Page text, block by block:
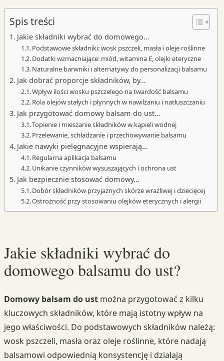
Spis treści
Jakie składniki wybrać do domowego…
Podstawowe składniki: wosk pszczeli, masła i oleje roślinne
Dodatki wzmacniające: miód, witamina E, olejki eteryczne
Naturalne barwniki i alternatywy do personalizacji balsamu
Jak dobrać proporcje składników, by…
Wpływ ilości wosku pszczelego na twardość balsamu
Rola olejów stałych i płynnych w nawilżaniu i natłuszczaniu
Jak przygotować domowy balsam do ust…
Topienie i mieszanie składników w kąpieli wodnej
Przelewanie, schładzanie i przechowywanie balsamu
Jakie nawyki pielęgnacyjne wspierają…
Regularna aplikacja balsamu
Unikanie czynników wysuszających i ochrona ust
Jak bezpiecznie stosować domowy…
Dobór składników przyjaznych skórze wrażliwej i dziecięcej
Ostrożność przy stosowaniu olejków eterycznych i alergii
Jakie składniki wybrać do
domowego balsamu do ust?
Domowy balsam do ust można przygotować z kilku
kluczowych składników, które mają istotny wpływ na
jego właściwości. Do podstawowych składników należą:
wosk pszczeli, masła oraz oleje roślinne, które nadają
balsamowi odpowiednią konsystencję i działają